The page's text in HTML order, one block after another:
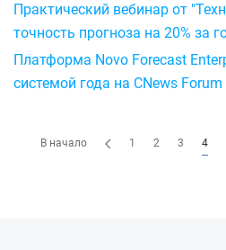
Практический вебинар от
точность прогноза на 20% за
Платформа Novo Forecast
системой года на CNews
В начало 1 2 3 4